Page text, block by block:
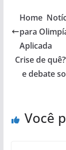
Home
para
Aplicada
Crise de
e debate
Você